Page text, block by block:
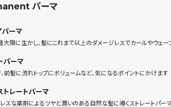
パーマ
パーマ
大限に生かし、髪にこれまで以上のダメージレスでカールやウェー
パーマ
前髪に流れトップにボリュームなど、気になるポイントにかけます
トレートパーマ
スな薬剤によるツヤと潤いのある自然な髪に導くストレートパー